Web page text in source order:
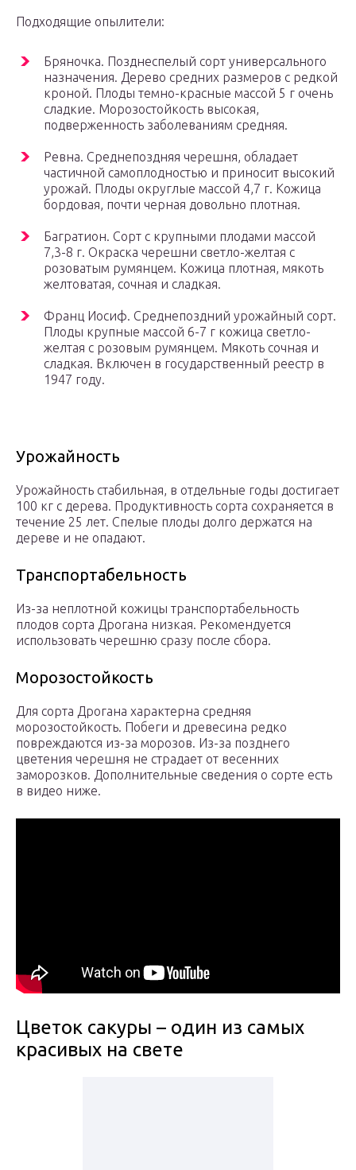
Подходящие опылители:
Бряночка. Позднеспелый сорт универсального
назначения. Дерево средних размеров с редкой
кроной. Плоды темно-красные массой 5 г очень
сладкие. Морозостойкость высокая,
подверженность заболеваниям средняя.
Ревна. Среднепоздняя черешня, обладает
частичной самоплодностью и приносит высокий
урожай. Плоды округлые массой 4,7 г. Кожица
бордовая, почти черная довольно плотная.
Багратион. Сорт с крупными плодами массой
7,3-8 г. Окраска черешни светло-желтая с
розоватым румянцем. Кожица плотная, мякоть
желтоватая, сочная и сладкая.
Франц Иосиф. Среднепоздний урожайный сорт.
Плоды крупные массой 6-7 г кожица светло-
желтая с розовым румянцем. Мякоть сочная и
сладкая. Включен в государственный реестр в
1947 году.
Урожайность
Урожайность стабильная, в отдельные годы достигает
100 кг с дерева. Продуктивность сорта сохраняется в
течение 25 лет. Спелые плоды долго держатся на
дереве и не опадают.
Транспортабельность
Из-за неплотной кожицы транспортабельность
плодов сорта Дрогана низкая. Рекомендуется
использовать черешню сразу после сбора.
Морозостойкость
Для сорта Дрогана характерна средняя
морозостойкость. Побеги и древесина редко
повреждаются из-за морозов. Из-за позднего
цветения черешня не страдает от весенних
заморозков. Дополнительные сведения о сорте есть
в видео ниже.
Цветок сакуры – один из самых
красивых на свете